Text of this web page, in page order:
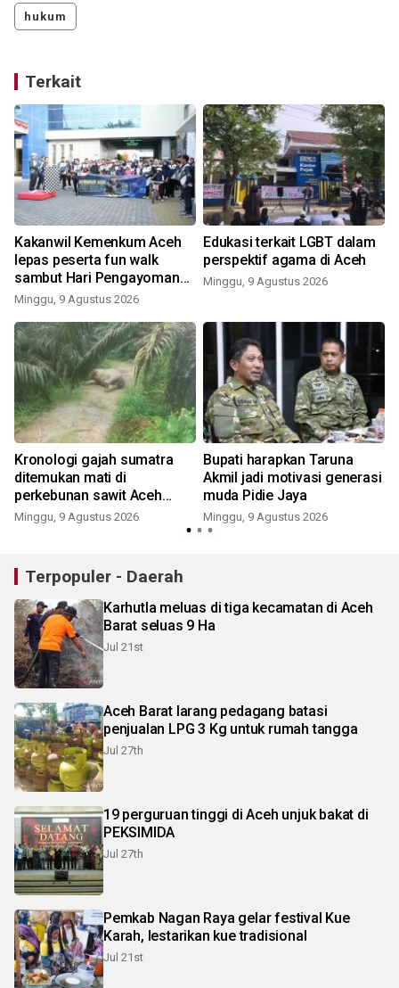
hukum
Terkait
Kakanwil Kemenkum Aceh
lepas peserta fun walk
sambut Hari Pengayoman
ke-81
Minggu, 9 Agustus 2026
Edukasi terkait LGBT dalam
perspektif agama di Aceh
Minggu, 9 Agustus 2026
Kronologi gajah sumatra
ditemukan mati di
perkebunan sawit Aceh
Tamiang
Minggu, 9 Agustus 2026
Bupati harapkan Taruna
Akmil jadi motivasi generasi
muda Pidie Jaya
Minggu, 9 Agustus 2026
Terpopuler - Daerah
Karhutla meluas di tiga kecamatan di Aceh
Barat seluas 9 Ha
Jul 21st
Aceh Barat larang pedagang batasi
penjualan LPG 3 Kg untuk rumah tangga
Jul 27th
19 perguruan tinggi di Aceh unjuk bakat di
PEKSIMIDA
Jul 27th
Pemkab Nagan Raya gelar festival Kue
Karah, lestarikan kue tradisional
Jul 21st